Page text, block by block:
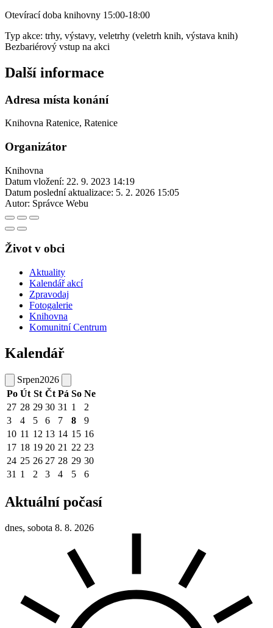
Otevírací doba knihovny 15:00-18:00
Typ akce: trhy, výstavy, veletrhy (veletrh knih, výstava knih)
Bezbariérový vstup na akci
Další informace
Adresa místa konání
Knihovna Ratenice, Ratenice
Organizátor
Knihovna
Datum vložení: 22. 9. 2023 14:19
Datum poslední aktualizace: 5. 2. 2026 15:05
Autor: Správce Webu
Život v obci
Aktuality
Kalendář akcí
Zpravodaj
Fotogalerie
Knihovna
Komunitní Centrum
Kalendář
Srpen2026
Po Út St Čt Pá So Ne
27 28 29 30 31 1
2
3
4 5 6 7 8
9
10 11 12 13 14 15 16
17 18 19 20 21 22 23
24 25 26 27 28 29 30
31 1 2 3 4 5 6
Aktuální počasí
dnes, sobota 8. 8. 2026